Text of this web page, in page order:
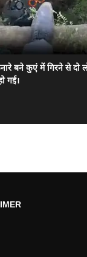
बने कुएं में गिरने से दो
गई।